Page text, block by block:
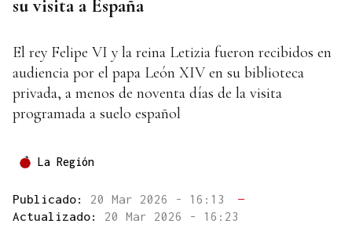
su visita a España
El rey Felipe VI y la reina Letizia fueron recibidos en
audiencia por el papa León XIV en su biblioteca
privada, a menos de noventa días de la visita
programada a suelo español
La Región
Publicado: 20 Mar 2026 - 16:13
—
Actualizado: 20 Mar 2026 - 16:23